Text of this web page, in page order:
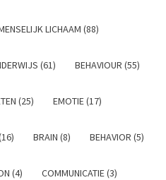
LICHAAM (88)
(61) BEHAVIOUR (55)
(25) EMOTIE (17)
BRAIN (8) BEHAVIOR (5)
(4) COMMUNICATIE (3)